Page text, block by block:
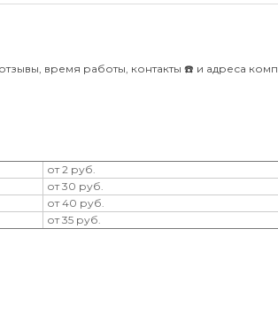
время работы, контакты ☎️ и адреса
от 2 руб.
от 30 руб.
от 40 руб.
от 35 руб.